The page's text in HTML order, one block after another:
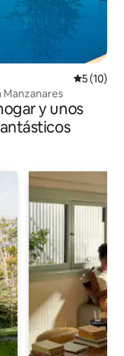
5 (10)
Manzanares
y unos